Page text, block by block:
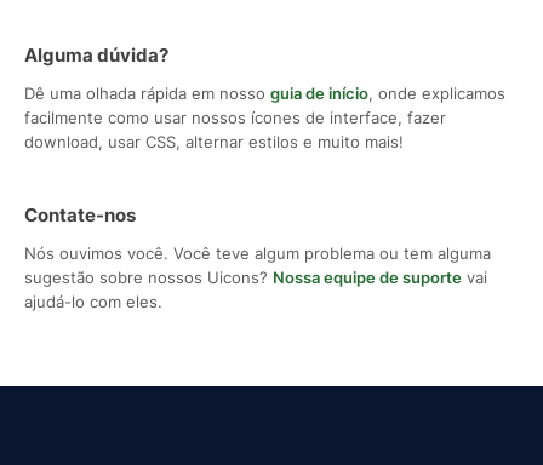
Alguma dúvida?
Dê uma olhada rápida em nosso guia de início, onde explicamos
facilmente como usar nossos ícones de interface, fazer
download, usar CSS, alternar estilos e muito mais!
Contate-nos
Nós ouvimos você. Você teve algum problema ou tem alguma
sugestão sobre nossos Uicons? Nossa equipe de suporte vai
ajudá-lo com eles.